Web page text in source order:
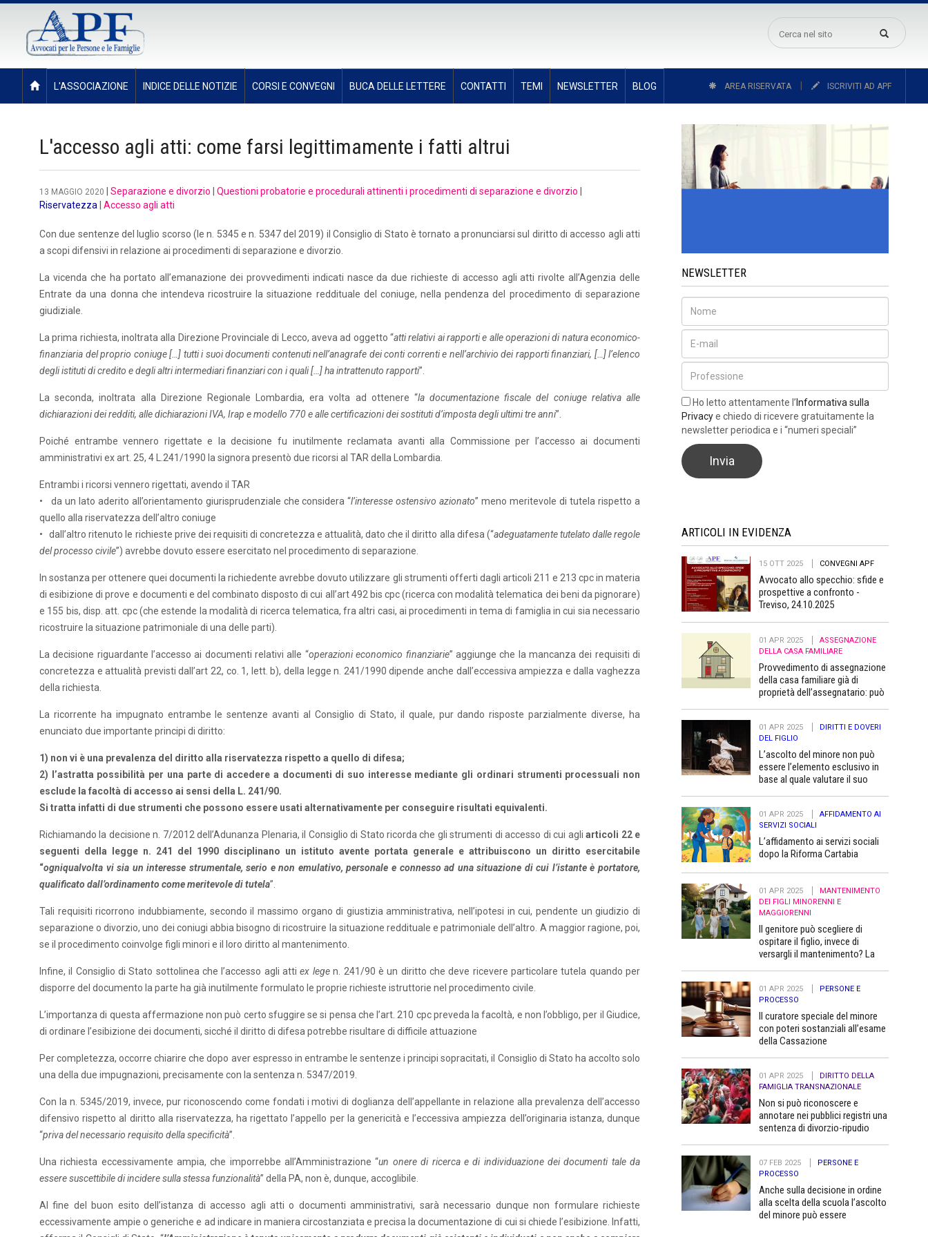
L'ASSOCIAZIONE INDICE DELLE NOTIZIE CORSI E CONVEGNI BUCA DELLE LETTERE CONTATTI TEMI NEWSLETTER BLOG AREA RISERVATA ISCRIVITI AD APF
L'accesso agli atti: come farsi legittimamente i fatti altrui
13 MAGGIO 2020 Separazione e divorzio Questioni probatorie e procedurali attinenti i procedimenti di separazione e divorzio
Riservatezza
Accesso agli atti
Con due sentenze del luglio scorso (le n. 5345 e n. 5347 del 2019) il Consiglio di Stato è tornato a pronunciarsi sul diritto di accesso agli atti
a scopi difensivi in relazione ai procedimenti di separazione e divorzio.
La vicenda che ha portato all’emanazione dei provvedimenti indicati nasce da due richieste di accesso agli atti rivolte all’Agenzia delle
Entrate da una donna che intendeva ricostruire la situazione reddituale del coniuge, nella pendenza del procedimento di separazione
giudiziale.
La prima richiesta, inoltrata alla Direzione Provinciale di Lecco, aveva ad oggetto “atti relativi ai rapporti e alle operazioni di natura economico-
finanziaria del proprio coniuge […] tutti i suoi documenti contenuti nell’anagrafe dei conti correnti e nell’archivio dei rapporti finanziari, […] l’elenco
degli istituti di credito e degli altri intermediari finanziari con i quali […] ha intrattenuto rapporti”.
La seconda, inoltrata alla Direzione Regionale Lombardia, era volta ad ottenere “la documentazione fiscale del coniuge relativa alle
dichiarazioni dei redditi, alle dichiarazioni IVA, Irap e modello 770 e alle certificazioni dei sostituti d’imposta degli ultimi tre anni”.
Poiché entrambe vennero rigettate e la decisione fu inutilmente reclamata avanti alla Commissione per l’accesso ai documenti
amministrativi ex art. 25, 4 L.241/1990 la signora presentò due ricorsi al TAR della Lombardia.
Entrambi i ricorsi vennero rigettati, avendo il TAR
• da un lato aderito all’orientamento giurisprudenziale che considera “l’interesse ostensivo azionato” meno meritevole di tutela rispetto a
quello alla riservatezza dell’altro coniuge
• dall’altro ritenuto le richieste prive dei requisiti di concretezza e attualità, dato che il diritto alla difesa (“adeguatamente tutelato dalle regole
del processo civile”) avrebbe dovuto essere esercitato nel procedimento di separazione.
In sostanza per ottenere quei documenti la richiedente avrebbe dovuto utilizzare gli strumenti offerti dagli articoli 211 e 213 cpc in materia
di esibizione di prove e documenti e del combinato disposto di cui all’art 492 bis cpc (ricerca con modalità telematica dei beni da pignorare)
e 155 bis, disp. att. cpc (che estende la modalità di ricerca telematica, fra altri casi, ai procedimenti in tema di famiglia in cui sia necessario
ricostruire la situazione patrimoniale di una delle parti).
La decisione riguardante l’accesso ai documenti relativi alle “operazioni economico finanziarie” aggiunge che la mancanza dei requisiti di
concretezza e attualità previsti dall’art 22, co. 1, lett. b), della legge n. 241/1990 dipende anche dall’eccessiva ampiezza e dalla vaghezza
della richiesta.
La ricorrente ha impugnato entrambe le sentenze avanti al Consiglio di Stato, il quale, pur dando risposte parzialmente diverse, ha
enunciato due importante principi di diritto:
1) non vi è una prevalenza del diritto alla riservatezza rispetto a quello di difesa;
2) l’astratta possibilità per una parte di accedere a documenti di suo interesse mediante gli ordinari strumenti processuali non
esclude la facoltà di accesso ai sensi della L. 241/90.
Si tratta infatti di due strumenti che possono essere usati alternativamente per conseguire risultati equivalenti.
Richiamando la decisione n. 7/2012 dell’Adunanza Plenaria, il Consiglio di Stato ricorda che gli strumenti di accesso di cui agliarticoli 22 e
seguenti della legge n. 241 del 1990 disciplinano un istituto avente portata generale e attribuiscono un diritto esercitabile
“ogniqualvolta vi sia un interesse strumentale, serio e non emulativo, personale e connesso ad una situazione di cui l’istante è portatore,
qualificato dall’ordinamento come meritevole di tutela”.
Tali requisiti ricorrono indubbiamente, secondo il massimo organo di giustizia amministrativa, nell’ipotesi in cui, pendente un giudizio di
separazione o divorzio, uno dei coniugi abbia bisogno di ricostruire la situazione reddituale e patrimoniale dell’altro. A maggior ragione, poi,
se il procedimento coinvolge figli minori e il loro diritto al mantenimento.
Infine, il Consiglio di Stato sottolinea che l’accesso agli attiex legen. 241/90 è un diritto che deve ricevere particolare tutela quando per
disporre del documento la parte ha già inutilmente formulato le proprie richieste istruttorie nel procedimento civile.
L’importanza di questa affermazione non può certo sfuggire se si pensa che l’art. 210 cpc preveda la facoltà, e non l’obbligo, per il Giudice,
di ordinare l’esibizione dei documenti, sicché il diritto di difesa potrebbe risultare di difficile attuazione
Per completezza, occorre chiarire che dopo aver espresso in entrambe le sentenze i principi sopracitati, il Consiglio di Stato ha accolto solo
una della due impugnazioni, precisamente con la sentenza n. 5347/2019.
Con la n. 5345/2019, invece, pur riconoscendo come fondati i motivi di doglianza dell’appellante in relazione alla prevalenza dell’accesso
difensivo rispetto al diritto alla riservatezza, ha rigettato l’appello per la genericità e l’eccessiva ampiezza dell’originaria istanza, dunque
“priva del necessario requisito della specificità”.
Una richiesta eccessivamente ampia, che imporrebbe all’Amministrazione “un onere di ricerca e di individuazione dei documenti tale da
essere suscettibile di incidere sulla stessa funzionalità” della PA, non è, dunque, accoglibile.
Al fine del buon esito dell’istanza di accesso agli atti o documenti amministrativi, sarà necessario dunque non formulare richieste
eccessivamente ampie o generiche e ad indicare in maniera circostanziata e precisa la documentazione di cui si chiede l’esibizione. Infatti,
NEWSLETTER
Ho letto attentamente l’ Informativa sulla
Privacye chiedo di ricevere gratuitamente la
newsletter periodica e i “numeri speciali”
ARTICOLI IN EVIDENZA
15 OTT 2025 CONVEGNI APF
Avvocato allo specchio: sfide e
prospettive a confronto -
Treviso, 24.10.2025
01 APR 2025
ASSEGNAZIONE
DELLA CASA FAMILIARE
Provvedimento di assegnazione
della casa familiare già di
proprietà dell’assegnatario: può
01 APR 2025
DIRITTI E DOVERI
DEL FIGLIO
L’ascolto del minore non può
essere l’elemento esclusivo in
base al quale valutare il suo
01 APR 2025
AFFIDAMENTO AI
SERVIZI SOCIALI
L’affidamento ai servizi sociali
dopo la Riforma Cartabia
01 APR 2025
MANTENIMENTO
DEI FIGLI MINORENNI E
MAGGIORENNI
Il genitore può scegliere di
ospitare il figlio, invece di
versargli il mantenimento? La
01 APR 2025
PERSONE E
PROCESSO
Il curatore speciale del minore
con poteri sostanziali all’esame
della Cassazione
01 APR 2025
DIRITTO DELLA
FAMIGLIA TRANSNAZIONALE
Non si può riconoscere e
annotare nei pubblici registri una
sentenza di divorzio-ripudio
pubblico
07 FEB 2025
PERSONE E
PROCESSO
Anche sulla decisione in ordine
alla scelta della scuola l’ascolto
del minore può essere